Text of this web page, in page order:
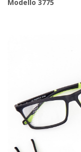
Modello 3775